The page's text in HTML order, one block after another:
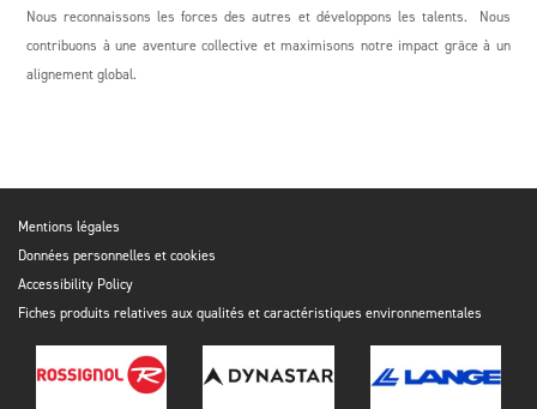
Nous reconnaissons les forces des autres et développons les talents. Nous
contribuons à une aventure collective et maximisons notre impact grâce à un
alignement global.
Mentions légales
Données personnelles et cookies
Accessibility Policy
Fiches produits relatives aux qualités et caractéristiques environnementales